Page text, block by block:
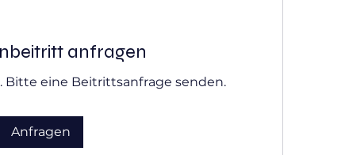
anfragen
Bitte eine Beitrittsanfrage senden.
Anfragen